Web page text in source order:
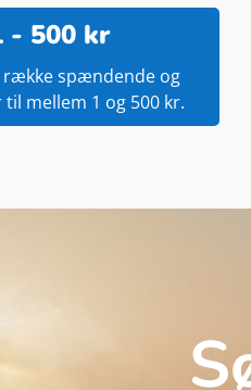
- 500 kr
række spændende og
mellem 1 og 500 kr.